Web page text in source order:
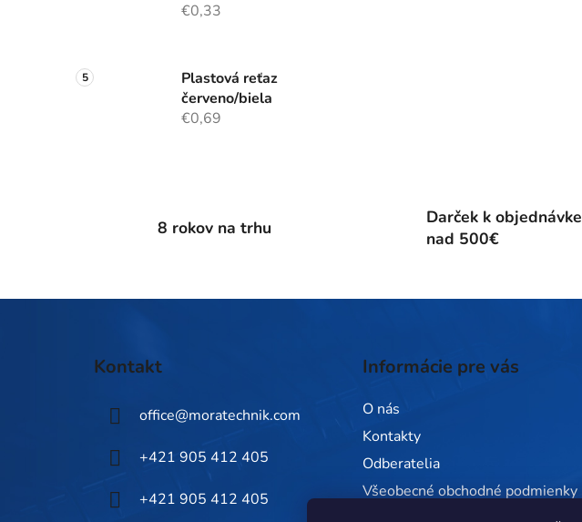
€0,33
Plastová reťaz
červeno/biela
€0,69
8 rokov na trhu
Darček k objednávke
nad 500€
Kontakt
office@moratechnik.com
+421 905 412 405
+421 905 412 405
Informácie pre vás
O nás
Kontakty
Odberatelia
Všeobecné obchodné podmienky